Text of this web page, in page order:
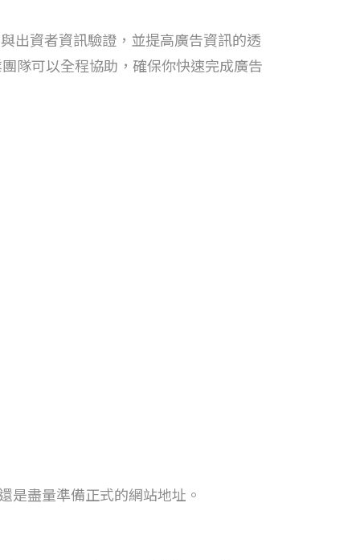
出資者資訊驗證，並提高廣告資訊的透
隊可以全程協助，確保你快速完成廣告
盡量準備正式的網站地址。